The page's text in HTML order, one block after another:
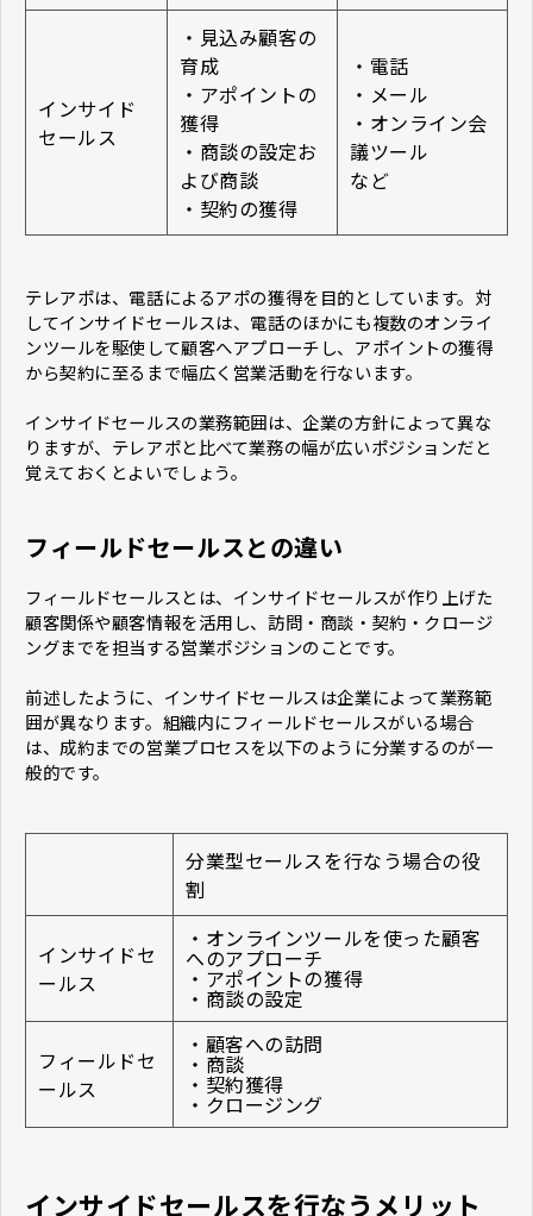
インサイド
セールス
・見込み顧客の
育成
・アポイントの
獲得
・商談の設定お
よび商談
・契約の獲得
・電話
・メール
・オンライン会
議ツール
など
テレアポは、電話によるアポの獲得を目的としています。対
してインサイドセールスは、電話のほかにも複数のオンライ
ンツールを駆使して顧客へアプローチし、アポイントの獲得
から契約に至るまで幅広く営業活動を行ないます。
インサイドセールスの業務範囲は、企業の方針によって異な
りますが、テレアポと比べて業務の幅が広いポジションだと
覚えておくとよいでしょう。
フィールドセールスとの違い
フィールドセールスとは、インサイドセールスが作り上げた
顧客関係や顧客情報を活用し、訪問・商談・契約・クロージ
ングまでを担当する営業ポジションのことです。
前述したように、インサイドセールスは企業によって業務範
囲が異なります。組織内にフィールドセールスがいる場合
は、成約までの営業プロセスを以下のように分業するのが一
般的です。
分業型セールスを行なう場合の役
割
インサイドセ
ールス
・オンラインツールを使った顧客
へのアプローチ
・アポイントの獲得
・商談の設定
フィールドセ
ールス
・顧客への訪問
・商談
・契約獲得
・クロージング
インサイドセールスを行なうメリット